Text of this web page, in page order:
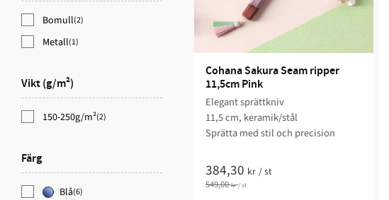
Bomull(2)
Metall(1)
Vikt (g/m²)
150-250g/m²(2)
Färg
Blå(6)
Cohana Sakura Seam ripper
11,5cm Pink
Elegant sprättkniv
11,5 cm, keramik/stål
Sprätta med stil och precision
384,30 kr /st
549,00 kr /st